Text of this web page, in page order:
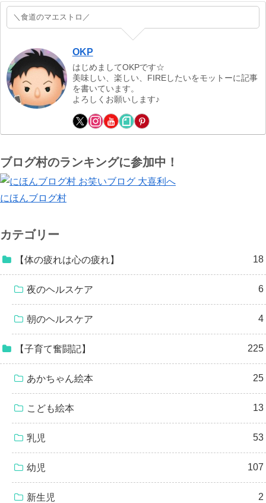
＼食道のマエストロ／
OKP
はじめましてOKPです☆
美味しい、楽しい、FIREしたいをモットーに記事
を書いています。
よろしくお願いします♪
ブログ村のランキングに参加中！
にほんブログ村
カテゴリー
【体の疲れは心の疲れ】 18
夜のヘルスケア 6
朝のヘルスケア 4
【子育て奮闘記】 225
あかちゃん絵本 25
こども絵本 13
乳児 53
幼児 107
新生児 2